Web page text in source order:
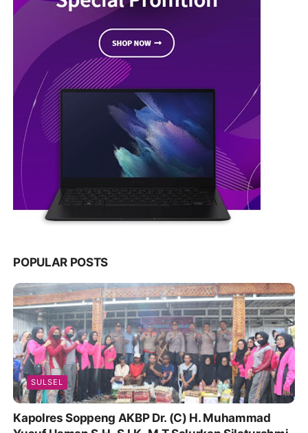
POPULAR POSTS
SULSEL
Kapolres Soppeng AKBP Dr. (C) H. Muhammad